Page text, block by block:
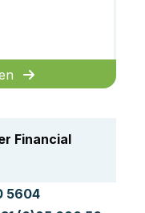
Financial
5604